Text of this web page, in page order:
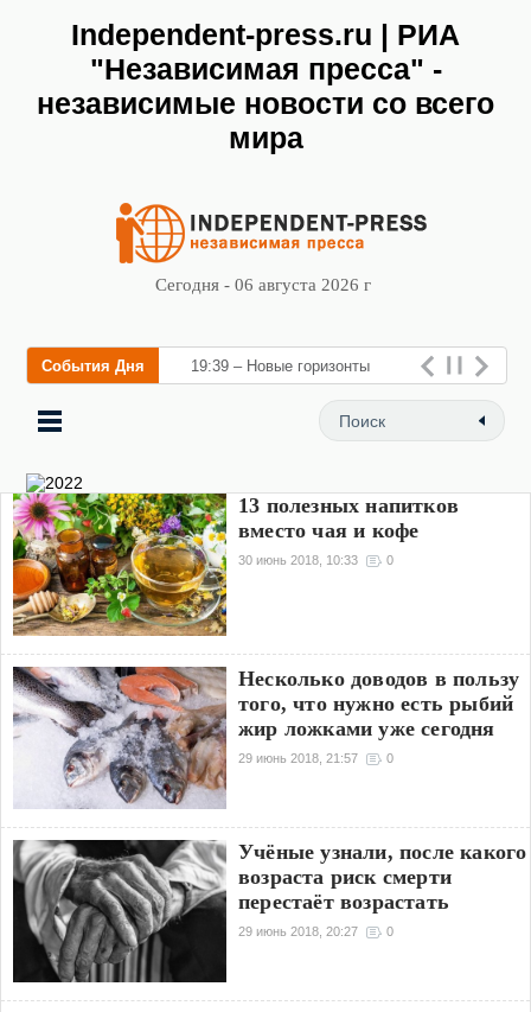
Independent-press.ru | РИА
"Независимая пресса" -
независимые новости со всего
мира
Сегодня - 06 августа 2026 г
События Дня 19:39 – Новые горизонты
флебологии: в Москве
13 полезных напитков
вместо чая и кофе
30 июнь 2018, 10:33 0
Несколько доводов в пользу
того, что нужно есть рыбий
жир ложками уже сегодня
29 июнь 2018, 21:57 0
Учёные узнали, после какого
возраста риск смерти
перестаёт возрастать
29 июнь 2018, 20:27 0